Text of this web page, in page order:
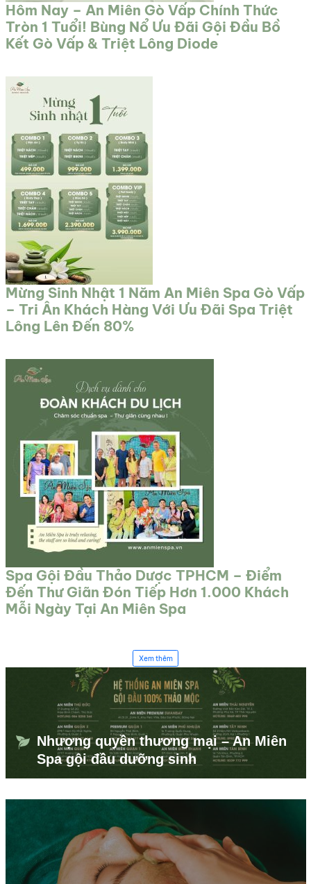
Hôm Nay – An Miên Gò Vấp Chính Thức
Tròn 1 Tuổi! Bùng Nổ Ưu Đãi Gội Đầu Bồ
Kết Gò Vấp & Triệt Lông Diode
Mừng Sinh Nhật 1 Năm An Miên Spa Gò Vấp
– Tri Ân Khách Hàng Với Ưu Đãi Spa Triệt
Lông Lên Đến 80%
Spa Gội Đầu Thảo Dược TPHCM – Điểm
Đến Thư Giãn Đón Tiếp Hơn 1.000 Khách
Mỗi Ngày Tại An Miên Spa
Xem thêm
Nhượng quyền thương mại – An Miên
Spa gội đầu dưỡng sinh